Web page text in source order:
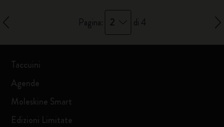
Pagina: 2 di 4
Taccuini
Agende
Moleskine Smart
Edizioni Limitate